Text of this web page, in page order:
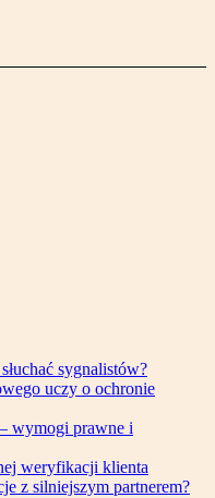
sygnalistów?
uczy o ochronie
wymogi prawne i
weryfikacji klienta
z silniejszym partnerem?